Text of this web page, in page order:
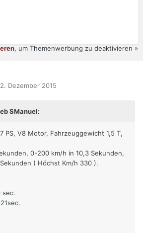
, um Themenwerbung zu deaktivieren »
Dezember 2015
SManuel:
PS, V8 Motor, Fahrzeuggewicht 1,5 T,
0-200 km/h in 10,3 Sekunden,
( Höchst Km/h 330 ).
sec.